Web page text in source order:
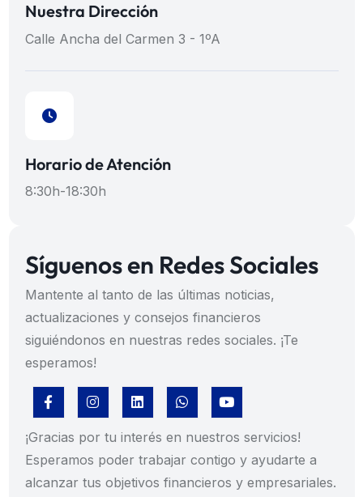
Nuestra Dirección
Calle Ancha del Carmen 3 - 1ºA
Horario de Atención
8:30h-18:30h
Síguenos en Redes Sociales
Mantente al tanto de las últimas noticias,
actualizaciones y consejos financieros
siguiéndonos en nuestras redes sociales. ¡Te
esperamos!
¡Gracias por tu interés en nuestros servicios!
Esperamos poder trabajar contigo y ayudarte a
alcanzar tus objetivos financieros y empresariales.